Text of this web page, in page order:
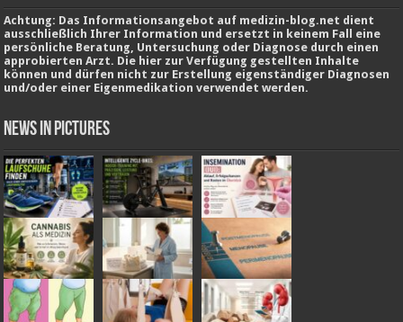
Achtung: Das Informationsangebot auf medizin-blog.net dient
ausschließlich Ihrer Information und ersetzt in keinem Fall eine
persönliche Beratung, Untersuchung oder Diagnose durch einen
approbierten Arzt. Die hier zur Verfügung gestellten Inhalte
können und dürfen nicht zur Erstellung eigenständiger Diagnosen
und/oder einer Eigenmedikation verwendet werden.
News in Pictures